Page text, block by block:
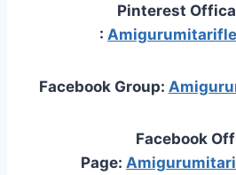
Pinterest
:
Facebook Group:
Facebook
Page: